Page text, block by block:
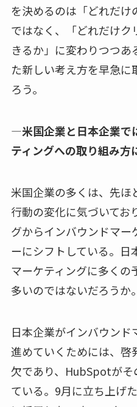
を決めるのは「どれだけ
ではなく、「どれだけク
きるか」に変わりつつ
た新しい考え方を早急
ろう。
—米国企業と日本企業で
ティングへの取り組み方
米国企業の多くは、先ほ
行動の変化に気づいてお
グからインバウンドマー
ーにシフトしている。日
マーケティングに多くの
多いのではないだろうか。
日本企業がインバウン
進めていくためには、啓
欠であり、HubSpotがそ
ている。9月に立ち上げ